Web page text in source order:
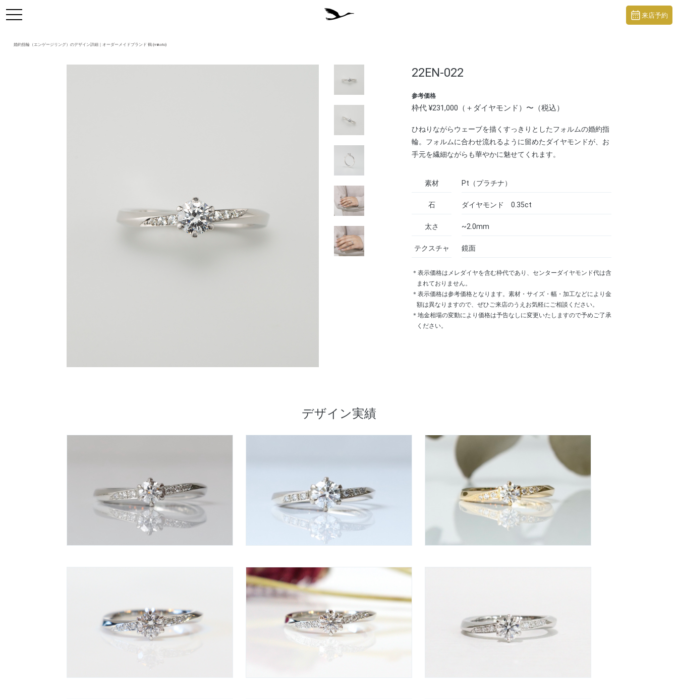
婚約指輪（エンゲージリング）のデザイン詳細｜オーダーメイドブランド 鶴 (mikoto)
toggle
navigation
来店予約
22EN-022
参考価格
枠代 ¥231,000（＋ダイヤモンド）〜（税込）
ひねりながらウェーブを描くすっきりとしたフォルムの婚約指
輪。フォルムに合わせ流れるように留めたダイヤモンドが、お
手元を繊細ながらも華やかに魅せてくれます。
素材 Pt（プラチナ）
石 ダイヤモンド 0.35ct
太さ ~2.0mm
テクスチャ 鏡面
＊表示価格はメレダイヤを含む枠代であり、センターダイヤモンド代は含
まれておりません。
＊表示価格は参考価格となります。素材・サイズ・幅・加工などにより金
額は異なりますので、ぜひご来店のうえお気軽にご相談ください。
＊地金相場の変動により価格は予告なしに変更いたしますので予めご了承
ください。
デザイン実績